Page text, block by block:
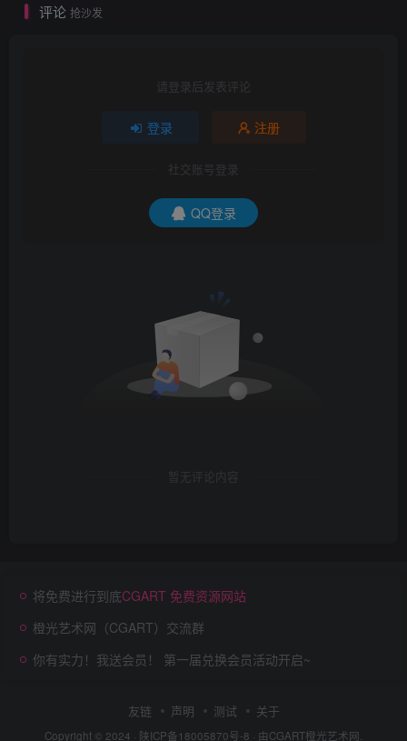
评论 抢沙发
请登录后发表评论
登录 注册
社交账号登录
QQ登录
暂无评论内容
将免费进行到底CGART 免费资源网站
橙光艺术网（CGART）交流群
你有实力！我送会员！ 第一届兑换会员活动开启~
友链 声明 测试 关于
Copyright © 2024 · 陕ICP备18005870号-8 · 由CGART橙光艺术网.